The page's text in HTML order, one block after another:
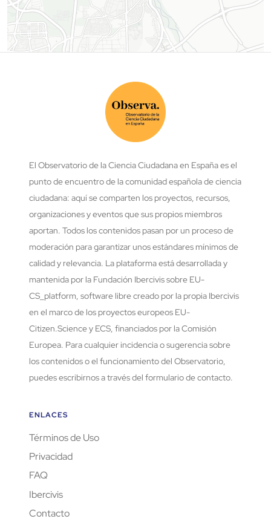
El Observatorio de la Ciencia Ciudadana en España es el
punto de encuentro de la comunidad española de ciencia
ciudadana: aquí se comparten los proyectos, recursos,
organizaciones y eventos que sus propios miembros
aportan. Todos los contenidos pasan por un proceso de
moderación para garantizar unos estándares mínimos de
calidad y relevancia. La plataforma está desarrollada y
mantenida por la Fundación Ibercivis sobre EU-
CS_platform, software libre creado por la propia Ibercivis
en el marco de los proyectos europeos EU-
Citizen.Science y ECS, financiados por la Comisión
Europea. Para cualquier incidencia o sugerencia sobre
los contenidos o el funcionamiento del Observatorio,
puedes escribirnos a través del formulario de contacto.
ENLACES
Términos de Uso
Privacidad
FAQ
Ibercivis
Contacto